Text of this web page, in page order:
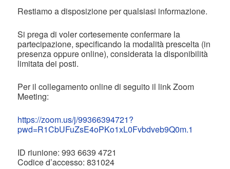
Restiamo a disposizione per qualsiasi informazione.
Si prega di voler cortesemente confermare la
partecipazione, specificando la modalità prescelta (in
presenza oppure online), considerata la disponibilità
limitata dei posti.
Per il collegamento online di seguito il link Zoom
Meeting:
https://zoom.us/j/99366394721?
pwd=R1CbUFuZsE4oPKo1xL0Fvbdveb9Q0m.1
ID riunione: 993 6639 4721
Codice d’accesso: 831024